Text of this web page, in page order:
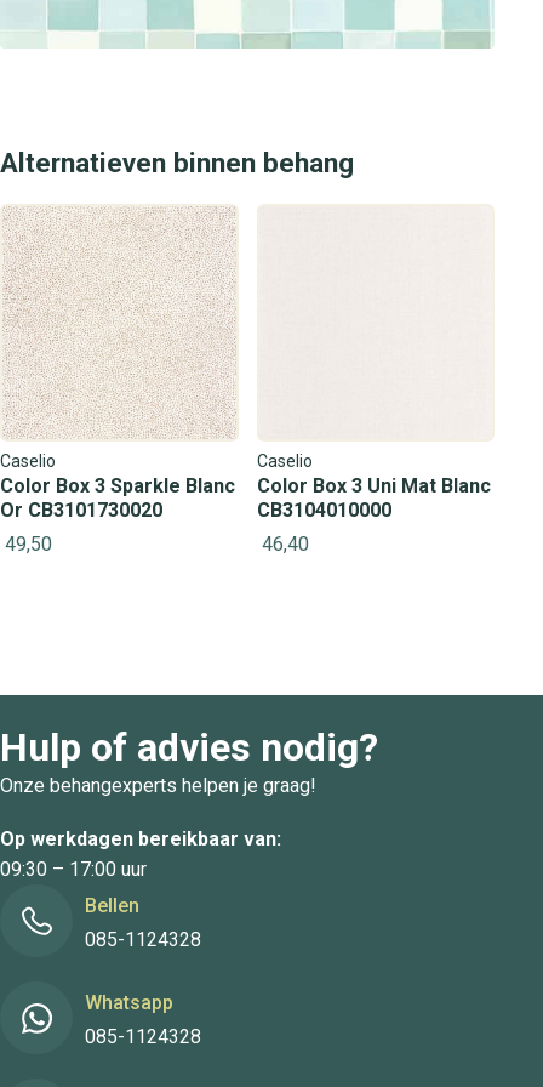
advies over dit stijlvolle behang.
Alternatieven binnen behang
Caselio
Color Box 3 Sparkle Blanc
Or CB3101730020
49,50
Caselio
Color Box 3 Uni Mat Blanc
CB3104010000
46,40
Hulp of advies nodig?
Onze behangexperts helpen je graag!
Op werkdagen bereikbaar van:
09:30 – 17:00 uur
Bellen
085-1124328
Whatsapp
085-1124328